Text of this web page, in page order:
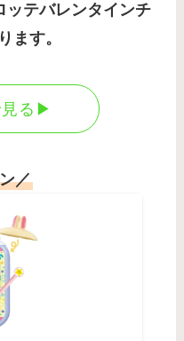
ッテバレンタインチ
ます。
見る▶︎
／